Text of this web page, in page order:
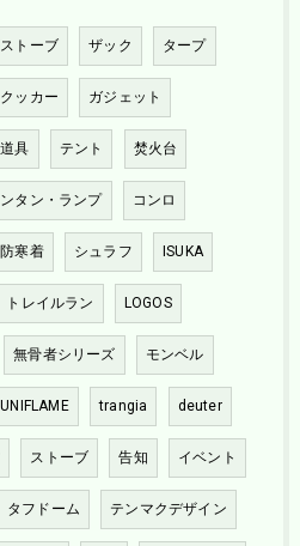
トーブ ザック タープ
クッカー ガジェット
具 テント 焚火台
タン・ランプ コンロ
防寒着 シュラフ ISUKA
トレイルラン LOGOS
無骨者シリーズ モンベル
UNIFLAME trangia deuter
ストーブ 告知 イベント
タフドーム テンマクデザイン